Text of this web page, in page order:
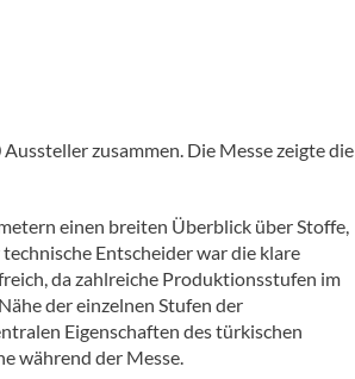
zusammen. Die Messe zeigte die
einen breiten Überblick über Stoffe,
Entscheider war die klare
da zahlreiche Produktionsstufen im
der einzelnen Stufen der
Eigenschaften des türkischen
während der Messe.